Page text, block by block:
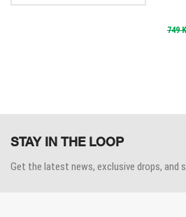
749
STAY IN THE LOOP
Get the latest news, exclusive drops, and